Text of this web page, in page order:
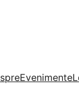
Evenimente